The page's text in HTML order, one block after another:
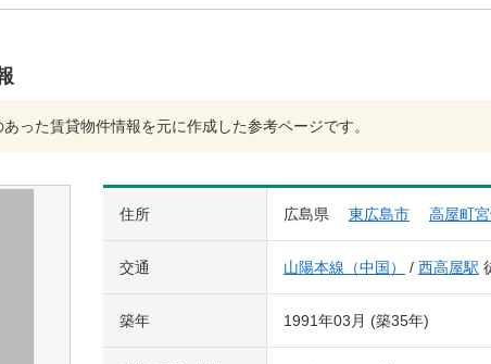
った賃貸物件情報を元に作成した参考ページです。
住所 広島県 東広島市 高屋町
交通 山陽本線（中国） / 西高屋駅
築年 1991年03月 (築35年)